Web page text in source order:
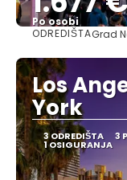
Po osobi
ODREDIŠTAGrad
Los
York
3 ODREDIŠTA 3
1 OSIGURANJA